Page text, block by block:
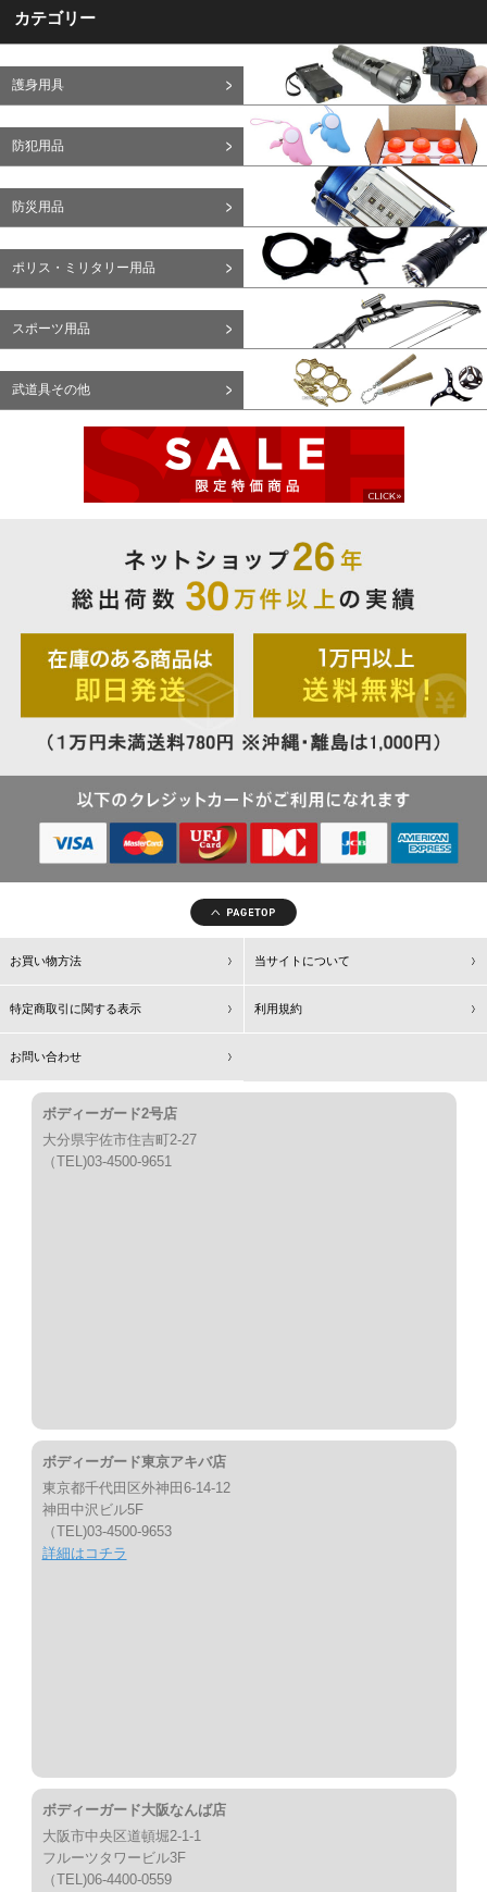
カテゴリー
護身用具
防犯用品
防災用品
ポリス・ミリタリー用品
スポーツ用品
武道具その他
お買い物方法 当サイトについて
特定商取引に関する表示 利用規約
お問い合わせ
ボディーガード2号店
大分県宇佐市住吉町2-27
（TEL)03-4500-9651
ボディーガード東京アキバ店
東京都千代田区外神田6-14-12
神田中沢ビル5F
（TEL)03-4500-9653
詳細はコチラ
ボディーガード大阪なんば店
大阪市中央区道頓堀2-1-1
フルーツタワービル3F
（TEL)06-4400-0559